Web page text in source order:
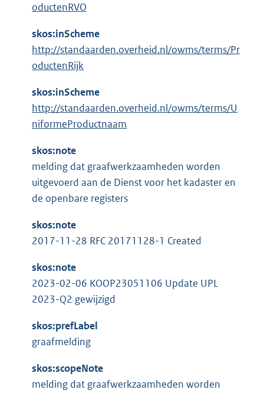
oductenRVO
skos:inScheme
http://standaarden.overheid.nl/owms/terms/Pr
oductenRijk
skos:inScheme
http://standaarden.overheid.nl/owms/terms/U
niformeProductnaam
skos:note
melding dat graafwerkzaamheden worden
uitgevoerd aan de Dienst voor het kadaster en
de openbare registers
skos:note
2017-11-28 RFC 20171128-1 Created
skos:note
2023-02-06 KOOP23051106 Update UPL
2023-Q2 gewijzigd
skos:prefLabel
graafmelding
skos:scopeNote
melding dat graafwerkzaamheden worden